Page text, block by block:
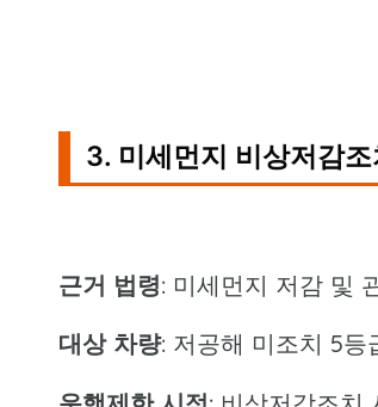
3. 미세먼지 비상저감
근거 법령: 미세먼지 저감 및
대상 차량: 저공해 미조치 5등